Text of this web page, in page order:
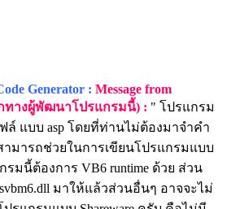
Generator : Message from
ทางผู้พัฒนาโปรแกรมนี้) : " โปรแกรม
ล์ แบบ asp โดยที่ท่านไม่ต้องมาจำคำ
มารถช่วยในการเขียนโปรแกรมแบบ
รมนี้ต้องการ VB6 runtime ด้วย ส่วน
มาให้แล้วส่วนอื่นๆ อาจจะไม่